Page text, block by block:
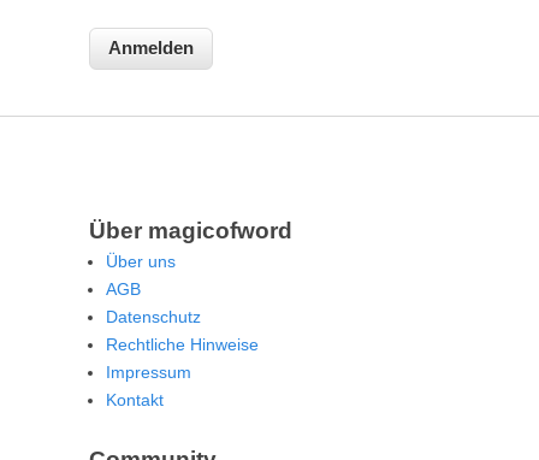
Über magicofword
Über uns
AGB
Datenschutz
Rechtliche Hinweise
Impressum
Kontakt